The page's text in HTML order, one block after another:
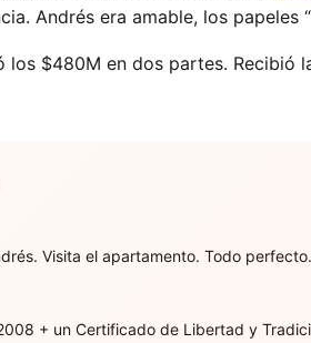
Andrés era amable, los papeles
los $480M en dos partes. Recibió
Visita el apartamento. Todo perfecto.
+ un Certificado de Libertad y